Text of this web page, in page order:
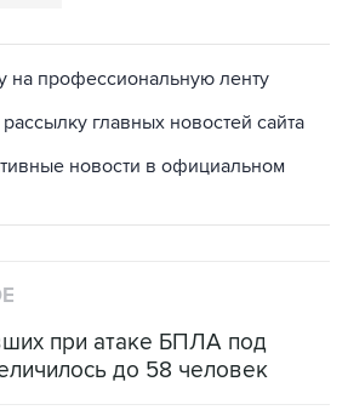
на профессиональную ленту
главных новостей сайта
новости в официальном
при атаке БПЛА под
до 58 человек